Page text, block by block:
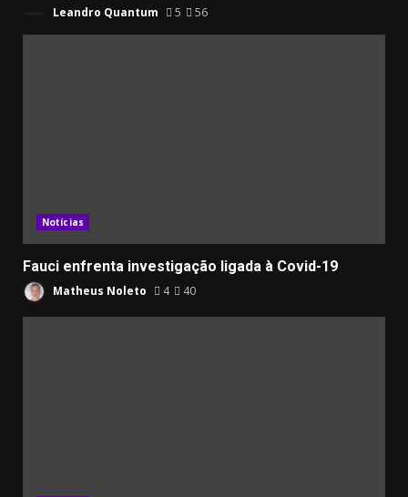
Leandro Quantum 5 56
Notícias
Fauci enfrenta investigação ligada à Covid-19
Matheus Noleto 4 40